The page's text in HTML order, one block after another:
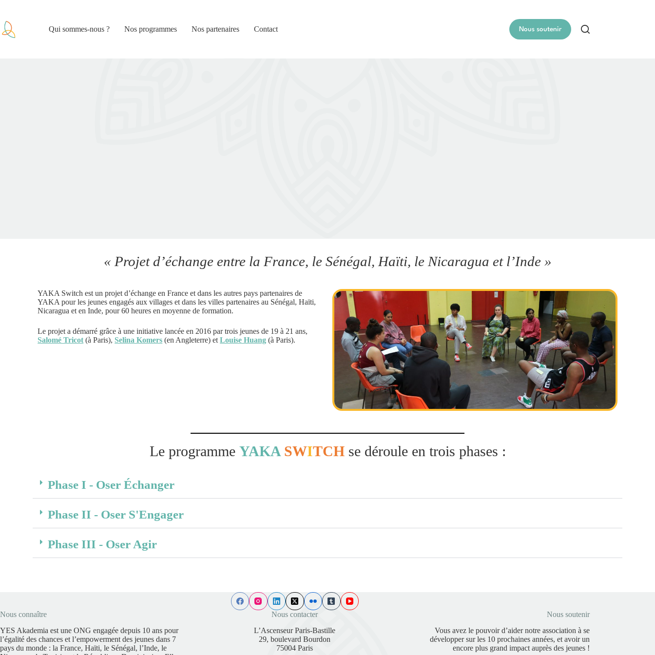
Qui sommes-nous ? Nos programmes Nos partenaires Contact Nous soutenir
« Projet d’échange entre la France, le Sénégal, Haïti, le Nicaragua et l’Inde »
YAKA Switch est un projet d’échange en France et dans les autres pays partenaires de
YAKA pour les jeunes engagés aux villages et dans les villes partenaires au Sénégal, Haïti,
Nicaragua et en Inde, pour 60 heures en moyenne de formation.
Le projet a démarré grâce à une initiative lancée en 2016 par trois jeunes de 19 à 21 ans,
Salomé Tricot (à Paris), Selina Komers (en Angleterre) etLouise Huang (à Paris).
Le programme YAKA SWITCH se déroule en trois phases :
Phase I - Oser Échanger
Phase II - Oser S'Engager
Phase III - Oser Agir
Nous connaître
YES Akademia est une ONG engagée depuis 10 ans pour
l’égalité des chances et l’empowerment des jeunes dans 7
pays du monde : la France, Haïti, le Sénégal, l’Inde, le
Nous contacter
L’Ascenseur Paris-Bastille
29, boulevard Bourdon
75004 Paris
Nous soutenir
Vous avez le pouvoir d’aider notre association à se
développer sur les 10 prochaines années, et avoir un
encore plus grand impact auprès des jeunes !